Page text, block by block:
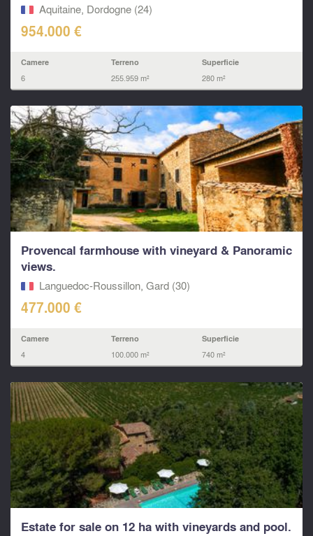
Aquitaine, Dordogne (24)
954.000 €
Camere
6
Terreno
255.959 m²
Superficie
280 m²
Provencal farmhouse with vineyard & Panoramic
views.
Languedoc-Roussillon, Gard (30)
477.000 €
Camere
4
Terreno
100.000 m²
Superficie
740 m²
Estate for sale on 12 ha with vineyards and pool.